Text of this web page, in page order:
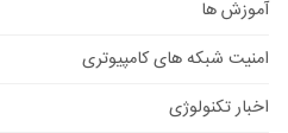
آموزش ها
امنیت شبکه های کامپیوتری
اخبار تکنولوژی